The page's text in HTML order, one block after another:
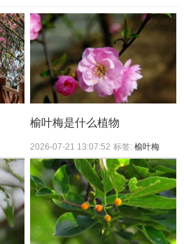
榆叶梅是什么植物
2026-07-21 13:07:52 标签:榆叶梅